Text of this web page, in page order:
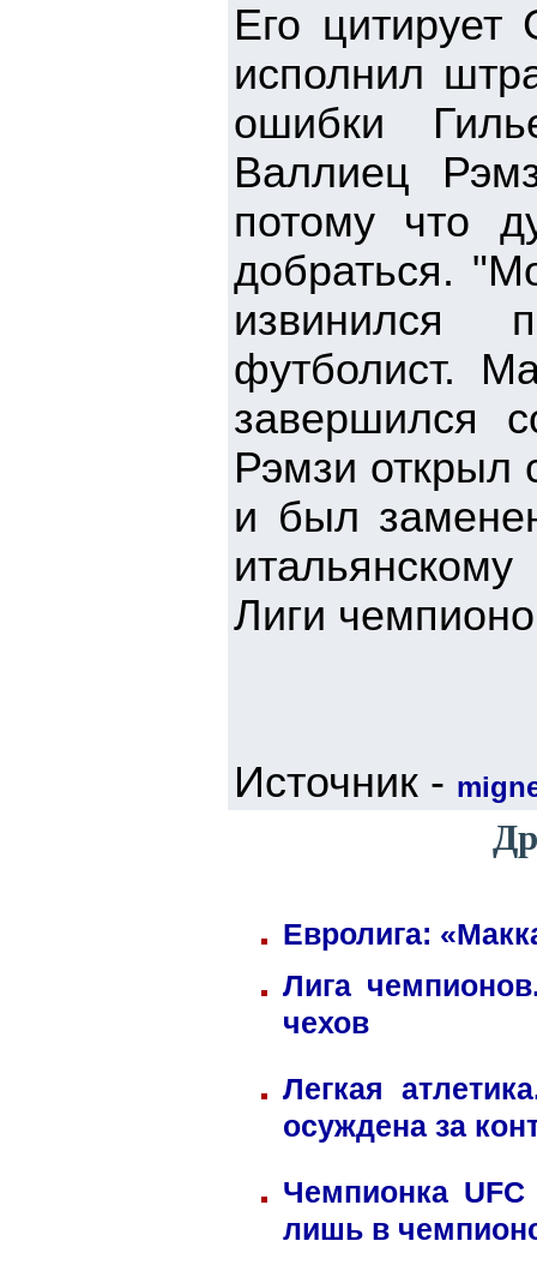
Его цитирует
исполнил
ошибки
Валлиец
потому что
добраться.
извинился
футболист.
завершился
Рэмзи открыл
и был
Лиги
Источник -
Евролига:
Лига
чехов
Легкая
осуждена за
Чемпионка
лишь в